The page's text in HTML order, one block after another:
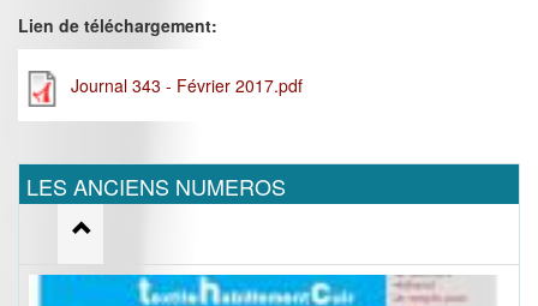
Lien de téléchargement:
Journal 343 - Février 2017.pdf
LES ANCIENS NUMEROS